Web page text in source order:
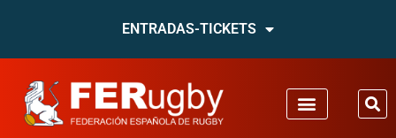
ENTRADAS-TICKETS